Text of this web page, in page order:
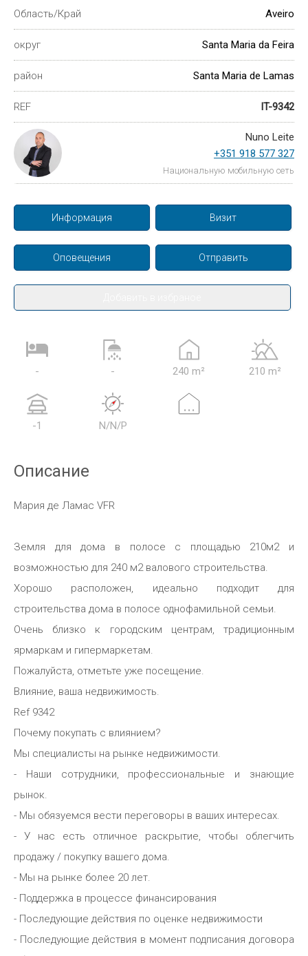
Область/Край Aveiro
округ Santa Maria da Feira
район Santa Maria de Lamas
REF IT-9342
Nuno Leite
+351 918 577 327
Национальную мобильную сеть
Информация Визит
Оповещения Отправить
- - 240 m² 210 m²
-1 N/N/P
...
Описание
Мария де Ламас VFR
Земля для дома в полосе с площадью 210м2 и
возможностью для 240 м2 валового строительства.
Хорошо расположен, идеально подходит для
строительства дома в полосе однофамильной семьи.
Очень близко к городским центрам, традиционным
ярмаркам и гипермаркетам.
Пожалуйста, отметьте уже посещение.
Влияние, ваша недвижимость.
Ref 9342
Почему покупать с влиянием?
Мы специалисты на рынке недвижимости.
- Наши сотрудники, профессиональные и знающие
рынок.
- Мы обязуемся вести переговоры в ваших интересах.
- У нас есть отличное раскрытие, чтобы облегчить
продажу / покупку вашего дома.
- Мы на рынке более 20 лет.
- Поддержка в процессе финансирования
- Последующие действия по оценке недвижимости
- Последующие действия в момент подписания договора